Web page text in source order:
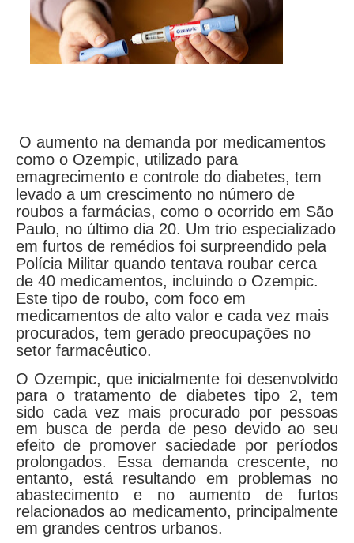
O aumento na demanda por medicamentos
como o Ozempic, utilizado para
emagrecimento e controle do diabetes, tem
levado a um crescimento no número de
roubos a farmácias, como o ocorrido em São
Paulo, no último dia 20. Um trio especializado
em furtos de remédios foi surpreendido pela
Polícia Militar quando tentava roubar cerca
de 40 medicamentos, incluindo o Ozempic.
Este tipo de roubo, com foco em
medicamentos de alto valor e cada vez mais
procurados, tem gerado preocupações no
setor farmacêutico.
O Ozempic, que inicialmente foi desenvolvido
para o tratamento de diabetes tipo 2, tem
sido cada vez mais procurado por pessoas
em busca de perda de peso devido ao seu
efeito de promover saciedade por períodos
prolongados. Essa demanda crescente, no
entanto, está resultando em problemas no
abastecimento e no aumento de furtos
relacionados ao medicamento, principalmente
em grandes centros urbanos.